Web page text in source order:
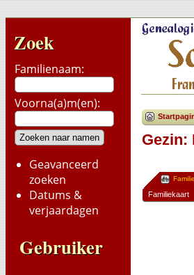
Zoek
Familienaam:
Voorna(a)m(en):
Geavanceerd
zoeken
Datums &
verjaardagen
Gebruiker
Gezin:
Familiekaart